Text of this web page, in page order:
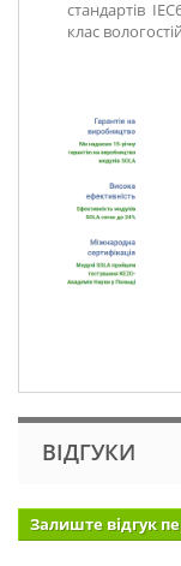
стандартів
клас
ВІДГУКИ
Залиште відгук